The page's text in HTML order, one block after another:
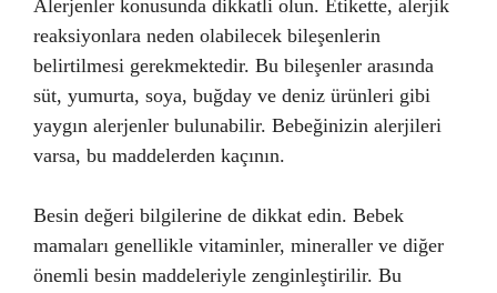
Alerjenler konusunda dikkatli olun. Etikette, alerjik
reaksiyonlara neden olabilecek bileşenlerin
belirtilmesi gerekmektedir. Bu bileşenler arasında
süt, yumurta, soya, buğday ve deniz ürünleri gibi
yaygın alerjenler bulunabilir. Bebeğinizin alerjileri
varsa, bu maddelerden kaçının.
Besin değeri bilgilerine de dikkat edin. Bebek
mamaları genellikle vitaminler, mineraller ve diğer
önemli besin maddeleriyle zenginleştirilir. Bu